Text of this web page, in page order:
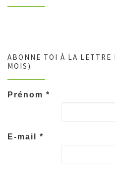
ABONNE TOI À LA LETTRE
MOIS)
Prénom *
E-mail *